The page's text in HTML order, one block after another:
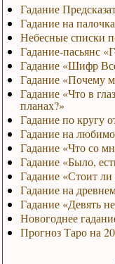
Гадание
Гадание на
Небесные списки
Гадание-пасьянс
Гадание «Шифр
Гадание «Почему
Гадание «Что в
планах?»
Гадание по кругу
Гадание на
Гадание «Что со
Гадание «Было,
Гадание «Стоит ли
Гадание на
Гадание «Девять
Новогоднее
Прогноз Таро на